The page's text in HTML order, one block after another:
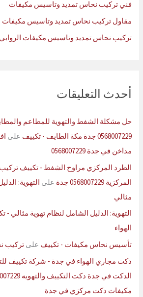
فني تركيب نحاس تمديد وتاسيس مكيفات
مقاول تركيب نحاس تمديد وتاسيس مكيفات
تركيب نحاس تمديد وتاسيس مكيفات الروابي
أحدث التعليقات
حل مشكلة الشفط والتهوية للمطاعم
0568007229 جدة مكة الطايف - تكييف
على
مداخن في جدة 0568007229
الطرد المركزي مراوح الشفط - تكييف
المركزية 0568007229 جدة
على التهوية:
مثالي
التهوية: الدليل الشامل لنظام تهوية مثالي -
الهواء
تأسيس نحاس مكيفات - تكييف علىتركيب
دكت مجاري الهواء في جدة - شركة تكييف
الدكت في جدة دكت التكييف والتهويه 0568007229
مكيفات دكت مركزي في جدة